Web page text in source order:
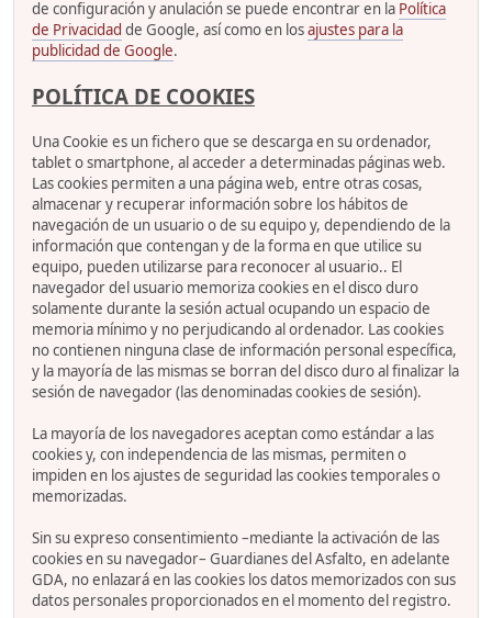
de configuración y anulación se puede encontrar en la Política
de Privacidad de Google, así como en losajustes para la
publicidad de Google.
POLÍTICA DE COOKIES
Una Cookie es un fichero que se descarga en su ordenador,
tablet o smartphone, al acceder a determinadas páginas web.
Las cookies permiten a una página web, entre otras cosas,
almacenar y recuperar información sobre los hábitos de
navegación de un usuario o de su equipo y, dependiendo de la
información que contengan y de la forma en que utilice su
equipo, pueden utilizarse para reconocer al usuario.. El
navegador del usuario memoriza cookies en el disco duro
solamente durante la sesión actual ocupando un espacio de
memoria mínimo y no perjudicando al ordenador. Las cookies
no contienen ninguna clase de información personal específica,
y la mayoría de las mismas se borran del disco duro al finalizar la
sesión de navegador (las denominadas cookies de sesión).
La mayoría de los navegadores aceptan como estándar a las
cookies y, con independencia de las mismas, permiten o
impiden en los ajustes de seguridad las cookies temporales o
memorizadas.
Sin su expreso consentimiento –mediante la activación de las
cookies en su navegador– Guardianes del Asfalto, en adelante
GDA, no enlazará en las cookies los datos memorizados con sus
datos personales proporcionados en el momento del registro.